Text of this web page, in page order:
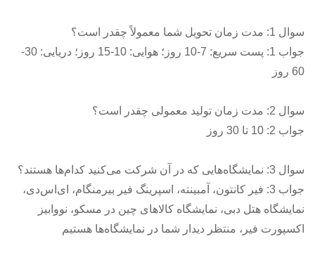
سوال 1: مدت زمان تحویل شما معمولاً چقدر است؟
جواب 1: پست سریع: 7-10 روز؛ هوایی: 10-15 روز؛ دریایی: 30-
60 روز
سوال 2: مدت زمان تولید معمولی چقدر است؟
جواب 2: 10 تا 30 روز
سوال 3: نمایشگاه‌هایی که در آن شرکت می‌کنید کدام‌ها هستند؟
جواب 3: فیر کانتون، آمبینته، اسپرینگ فیر بیرمنگام، ای‌اس‌دی،
نمایشگاه هتل دبی، نمایشگاه کالاهای چین در مسکو، نووابیز
اکسپورت فیر، منتظر دیدار شما در نمایشگاه‌ها هستیم